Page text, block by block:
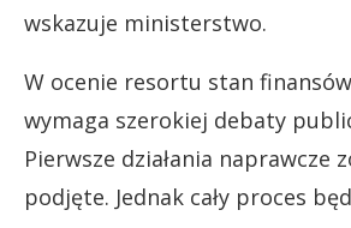
wskazuje ministerstwo.
W ocenie resortu stan
wymaga szerokiej debaty
Pierwsze działania naprawcze
podjęte. Jednak cały proces